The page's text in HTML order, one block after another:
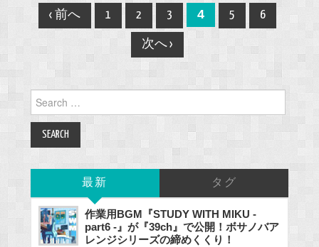
Post
navigation
‹ 前へ 1 2 3 4 5 6
次へ ›
for:
最新 タグ
作業用BGM『STUDY WITH MIKU -
part6 -』が『39ch』で公開！ボサノバア
レンジシリーズの締めくくり！